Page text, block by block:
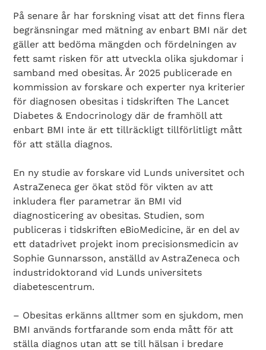
På senare år har forskning visat att det finns flera
begränsningar med mätning av enbart BMI när det
gäller att bedöma mängden och fördelningen av
fett samt risken för att utveckla olika sjukdomar i
samband med obesitas. År 2025 publicerade en
kommission av forskare och experter nya kriterier
för diagnosen obesitas i tidskriften The Lancet
Diabetes & Endocrinology där de framhöll att
enbart BMI inte är ett tillräckligt tillförlitligt mått
för att ställa diagnos.
En ny studie av forskare vid Lunds universitet och
AstraZeneca ger ökat stöd för vikten av att
inkludera fler parametrar än BMI vid
diagnosticering av obesitas. Studien, som
publiceras i tidskriften eBioMedicine, är en del av
ett datadrivet projekt inom precisionsmedicin av
Sophie Gunnarsson, anställd av AstraZeneca och
industridoktorand vid Lunds universitets
diabetescentrum.
– Obesitas erkänns alltmer som en sjukdom, men
BMI används fortfarande som enda mått för att
ställa diagnos utan att se till hälsan i bredare